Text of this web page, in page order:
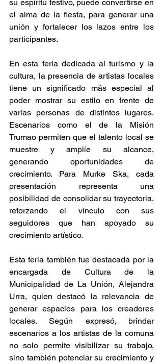
su espíritu festivo, puede convertirse en
el alma de la fiesta, para generar una
unión y fortalecer los lazos entre los
participantes.
En esta feria dedicada al turismo y la
cultura, la presencia de artistas locales
tiene un significado más especial al
poder mostrar su estilo en frente de
varias personas de distintos lugares.
Escenarios como el de la Misión
Trumao permiten que el talento local se
muestre y amplíe su alcance,
generando oportunidades de
crecimiento. Para Murke Ska, cada
presentación representa una
posibilidad de consolidar su trayectoria,
reforzando el vínculo con sus
seguidores que han apoyado su
crecimiento artístico.
Esta feria también fue destacada por la
encargada de Cultura de la
Municipalidad de La Unión, Alejandra
Urra, quien destacó la relevancia de
generar espacios para los creadores
locales. Según expresó, brindar
escenarios a los artistas de la comuna
no solo permite visibilizar su trabajo,
sino también potenciar su crecimiento y